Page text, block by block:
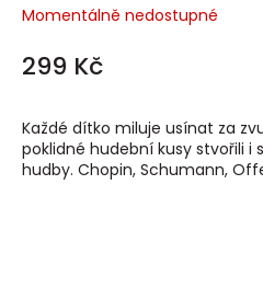
Momentálně nedostupné
299 Kč
Každé dítko miluje usínat za
poklidné hudební kusy stvořili i
hudby. Chopin, Schumann,